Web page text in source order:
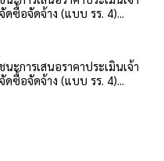
ซื้อจัดจ้าง (แบบ รร. 4)...
ะการเสนอราคาประเมินเจ้า
ซื้อจัดจ้าง (แบบ รร. 4)...